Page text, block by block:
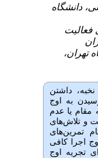
دانشگاه
فعالیت
تهران،
داشتن
به اوج
مقام یا عدم
و تلاش‌های
تمرین‌های
اجرا کافی
تجریه اوج